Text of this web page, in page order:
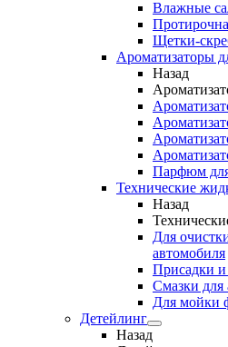
Влажные
Щетки-
Ароматизаторы
Назад
Парфюм
Технические
Назад
Для
автомобиля
Присадки и
Смазки для
Для мойки
Детейлинг
Назад